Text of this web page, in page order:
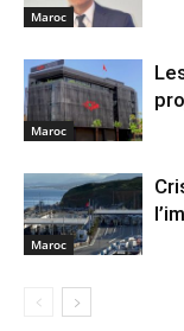
Maroc
Maroc
Maroc